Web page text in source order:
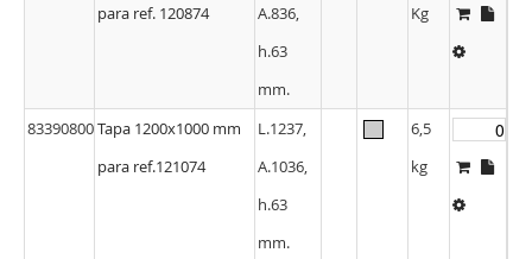
para ref. 120874
A.836,
h.63
mm.
Kg
83390800Tapa 1200x1000 mm
para ref.121074
L.1237,
A.1036,
h.63
mm.
6,5
kg